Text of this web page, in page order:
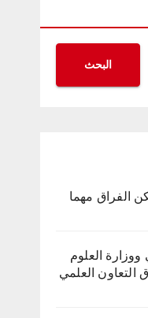
البحث
الفراق مهما
العلوم
التعاون العلمي